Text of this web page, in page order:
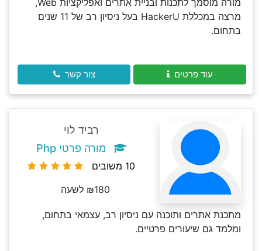
מורה מוסמך לתכנות ובניית אתרים ואפליקציות Web,
מרצה במכללת HackerU בעל ניסיון רב של 11 שנים
בתחום.
עוד פרטים צור קשר
רביד לוי
מורה פרטי Php
10 משובים
₪180 לשעה
מתכנת אתרים ותוכנה עם ניסיון רב, עצמאי בתחום,
ומלמד גם שיעורים פרטיים.